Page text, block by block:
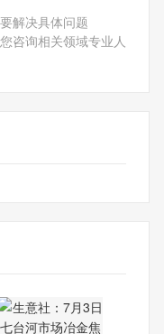
解决具体问题
咨询相关领域专业人